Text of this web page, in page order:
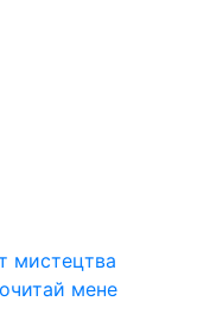
мистецтва
мене